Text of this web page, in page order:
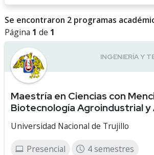
Se encontraron 2 programas
Página 1 de 1
Maestría en Ciencias con
Biotecnología Agroindustrial y
Universidad Nacional de Trujillo
Presencial 4 semestres